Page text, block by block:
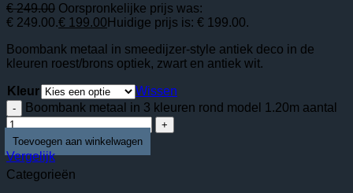
€249.00 Oorspronkelijke prijs was:
€ 249.00.€ 199.00 Huidige prijs is: € 199.00.
Boombank metaal in smeedijzer-style antiek deco in de
kleuren roest/brons optiek, zwart en antiek wit.
Kleur
Wissen
Boombank metaal in 3 kleuren rond model 1.20m aantal
Vergelijk
Categorieën